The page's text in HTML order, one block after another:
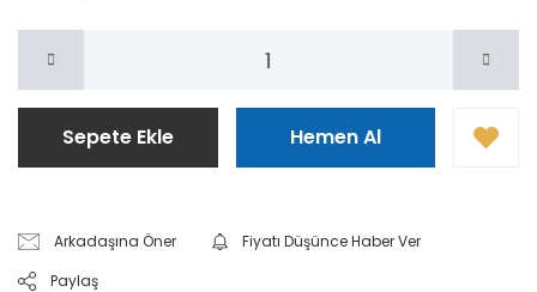
Sepete Ekle Hemen Al
Arkadaşına Öner
Fiyatı Düşünce Haber Ver
Paylaş